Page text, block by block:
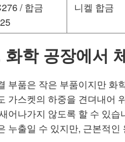
/ 합금
니켈 합금
화학 공장에서
부품은 작은 부품이지만 화
가스켓의 하중을 견뎌내어
어나가지 않도록 할 수 있
누출일 수 있지만, 근본적